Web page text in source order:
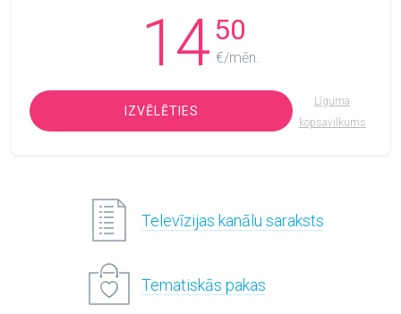
1450
€/mēn.
IZVĒLĒTIES
Līguma
kopsavilkums
Televīzijas kanālu saraksts
Tematiskās pakas